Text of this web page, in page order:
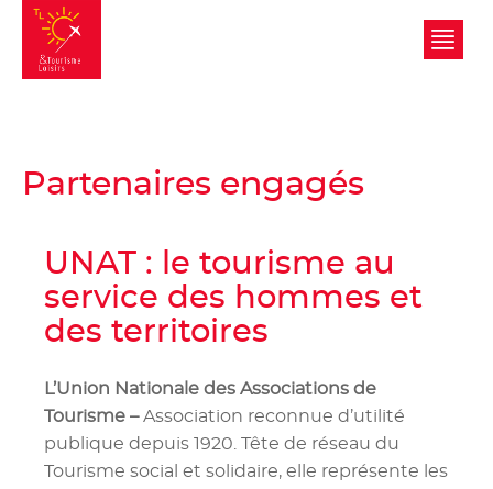
Tourisme et Loisirs
Partenaires engagés
UNAT : le tourisme au
service des hommes et
des territoires
L’Union Nationale des Associations de
Tourisme –Association reconnue d’utilité
publique depuis 1920. Tête de réseau du
Tourisme social et solidaire, elle représente les